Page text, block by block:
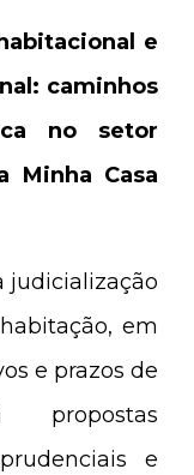
e
caminhos
no setor
Minha Casa
judicialização
em
e prazos de
propostas
e